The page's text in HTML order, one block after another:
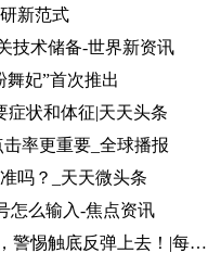
新范式
技术储备-世界新资讯
妃”首次推出
症状和体征|天天头条
率更重要_全球播报
吗？_天天微头条
怎么输入-焦点资讯
何宇鑫：6.29黄金周线支撑守住，警惕触底反弹上去！|每日短讯